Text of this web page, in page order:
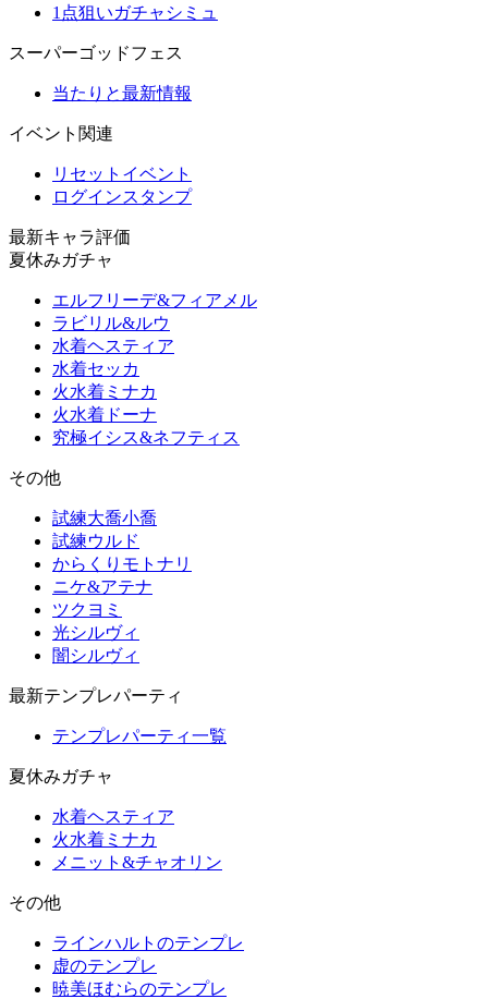
1点狙いガチャシミュ
スーパーゴッドフェス
当たりと最新情報
イベント関連
リセットイベント
ログインスタンプ
最新キャラ評価
夏休みガチャ
エルフリーデ&フィアメル
ラビリル&ルウ
水着ヘスティア
水着セッカ
火水着ミナカ
火水着ドーナ
究極イシス&ネフティス
その他
試練大喬小喬
試練ウルド
からくりモトナリ
ニケ&アテナ
ツクヨミ
光シルヴィ
闇シルヴィ
最新テンプレパーティ
テンプレパーティ一覧
夏休みガチャ
水着ヘスティア
火水着ミナカ
メニット&チャオリン
その他
ラインハルトのテンプレ
虚のテンプレ
暁美ほむらのテンプレ